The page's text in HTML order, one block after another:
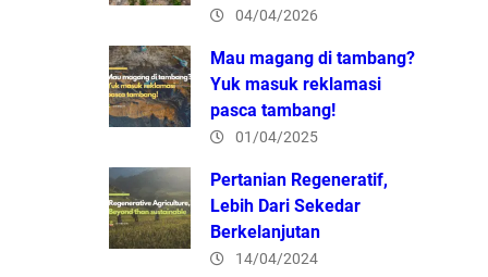
04/04/2026
Mau magang di tambang?
Yuk masuk reklamasi
pasca tambang!
01/04/2025
Pertanian Regeneratif,
Lebih Dari Sekedar
Berkelanjutan
14/04/2024